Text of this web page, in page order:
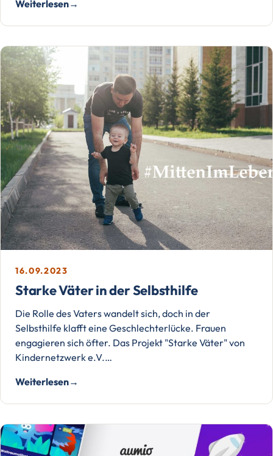
Weiterlesen
16.09.2023
Starke Väter in der Selbsthilfe
Die Rolle des Vaters wandelt sich, doch in der
Selbsthilfe klafft eine Geschlechterlücke. Frauen
engagieren sich öfter. Das Projekt "Starke Väter" von
Kindernetzwerk e.V.…
Weiterlesen